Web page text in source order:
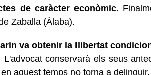
de caràcter econòmic.
Zaballa (Àlaba).
va obtenir la llibertat
L'advocat conservarà els seus
aquest temps no torna a delinquir.